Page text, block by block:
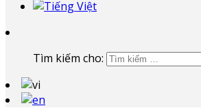
Tìm kiếm cho: